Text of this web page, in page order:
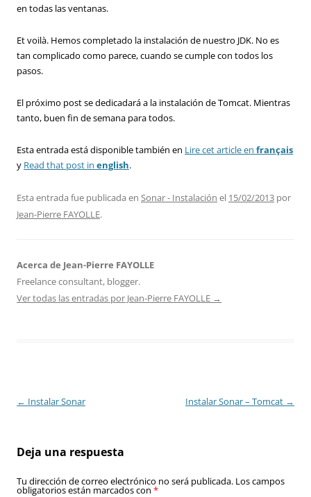
en todas las ventanas.
Et voilà. Hemos completado la instalación de nuestro JDK. No es
tan complicado como parece, cuando se cumple con todos los
pasos.
El próximo post se dedicadará a la instalación de Tomcat. Mientras
tanto, buen fin de semana para todos.
Esta entrada está disponible también en Lire cet article en français
y Read that post in english.
Esta entrada fue publicada en Sonar - Instalación el 15/02/2013 por
Jean-Pierre FAYOLLE.
Acerca de Jean-Pierre FAYOLLE
Freelance consultant, blogger.
Ver todas las entradas por Jean-Pierre FAYOLLE →
Navegación
← Instalar Sonar Instalar Sonar – Tomcat →
Deja una respuesta
Tu dirección de correo electrónico no será publicada. Los campos
obligatorios están marcados con *